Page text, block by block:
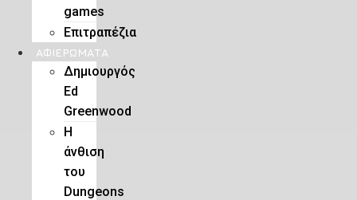
games
Επιτραπέζια
ΑΦΙΕΡΏΜΑΤΑ
Δημιουργός
Ed
Greenwood
Η
άνθιση
του
Dungeons